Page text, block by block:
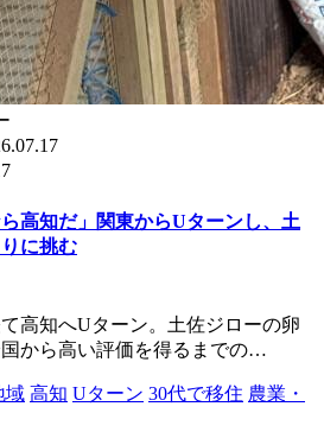
ら高知だ」関東からUターンし、土
に挑む
高知へUターン。土佐ジローの卵
から高い評価を得るまでの…
域 高知 Uターン 30代で移住 農業・